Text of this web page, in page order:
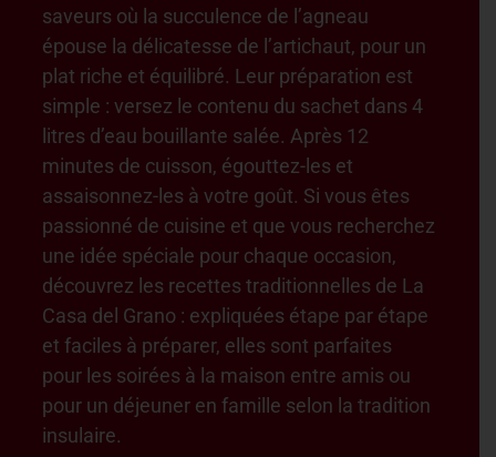
saveurs où la succulence de l’agneau
épouse la délicatesse de l’artichaut, pour un
plat riche et équilibré. Leur préparation est
simple : versez le contenu du sachet dans 4
litres d’eau bouillante salée. Après 12
minutes de cuisson, égouttez-les et
assaisonnez-les à votre goût. Si vous êtes
passionné de cuisine et que vous recherchez
une idée spéciale pour chaque occasion,
découvrez les recettes traditionnelles de La
Casa del Grano : expliquées étape par étape
et faciles à préparer, elles sont parfaites
pour les soirées à la maison entre amis ou
pour un déjeuner en famille selon la tradition
insulaire.